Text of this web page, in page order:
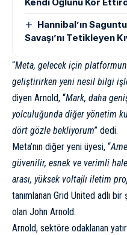
Hannibal’ın
Savaşı’nı Tetikleyen
“Meta, gelecek için
geliştirirken yeni nesil bilgi
diyen Arnold, “Mark, daha
yolculuğunda diğer yönetim
dört gözle bekliyorum” dedi.
Meta’nın diğer yeni üyesi, “
güvenilir, esnek ve verimli
arası, yüksek voltajlı iletim
tanımlanan Grid United adlı
olan John Arnold.
Arnold, sektöre odaklanan